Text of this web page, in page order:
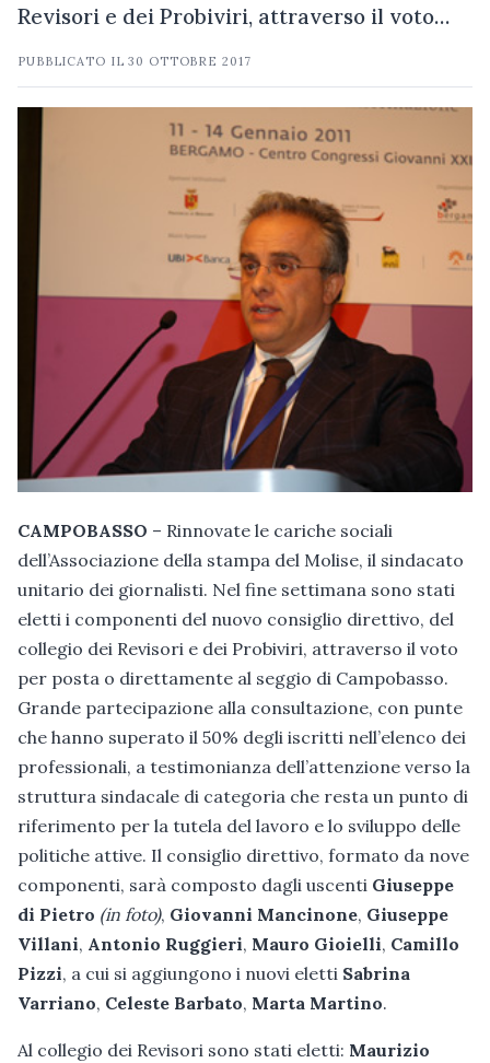
Revisori e dei Probiviri, attraverso il voto…
PUBBLICATO IL30 OTTOBRE 2017
CAMPOBASSO – Rinnovate le cariche sociali
dell’Associazione della stampa del Molise, il sindacato
unitario dei giornalisti. Nel fine settimana sono stati
eletti i componenti del nuovo consiglio direttivo, del
collegio dei Revisori e dei Probiviri, attraverso il voto
per posta o direttamente al seggio di Campobasso.
Grande partecipazione alla consultazione, con punte
che hanno superato il 50% degli iscritti nell’elenco dei
professionali, a testimonianza dell’attenzione verso la
struttura sindacale di categoria che resta un punto di
riferimento per la tutela del lavoro e lo sviluppo delle
politiche attive. Il consiglio direttivo, formato da nove
componenti, sarà composto dagli uscenti Giuseppe
di Pietro (in foto), Giovanni Mancinone, Giuseppe
Villani, Antonio Ruggieri, Mauro Gioielli, Camillo
Pizzi, a cui si aggiungono i nuovi eletti Sabrina
Varriano, Celeste Barbato, Marta Martino.
Al collegio dei Revisori sono stati eletti: Maurizio